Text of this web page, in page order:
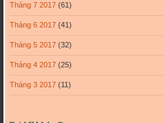
Tháng 7 2017(61)
Tháng 6 2017(41)
Tháng 5 2017(32)
Tháng 4 2017(25)
Tháng 3 2017(11)